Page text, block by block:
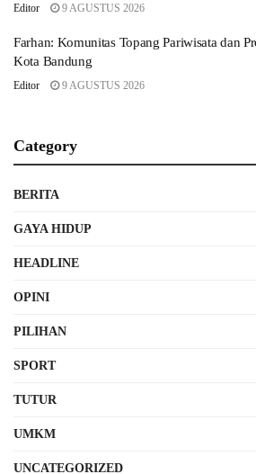
Editor 9 AGUSTUS 2026
Farhan: Komunitas Topang Pariwisata dan
Kota Bandung
Editor 9 AGUSTUS 2026
Category
BERITA
GAYA HIDUP
HEADLINE
OPINI
PILIHAN
SPORT
TUTUR
UMKM
UNCATEGORIZED